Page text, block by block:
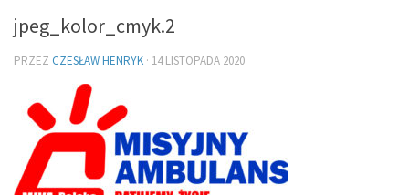
jpeg_kolor_cmyk.2
PRZEZ CZESŁAW HENRYK · 14 LISTOPADA 2020